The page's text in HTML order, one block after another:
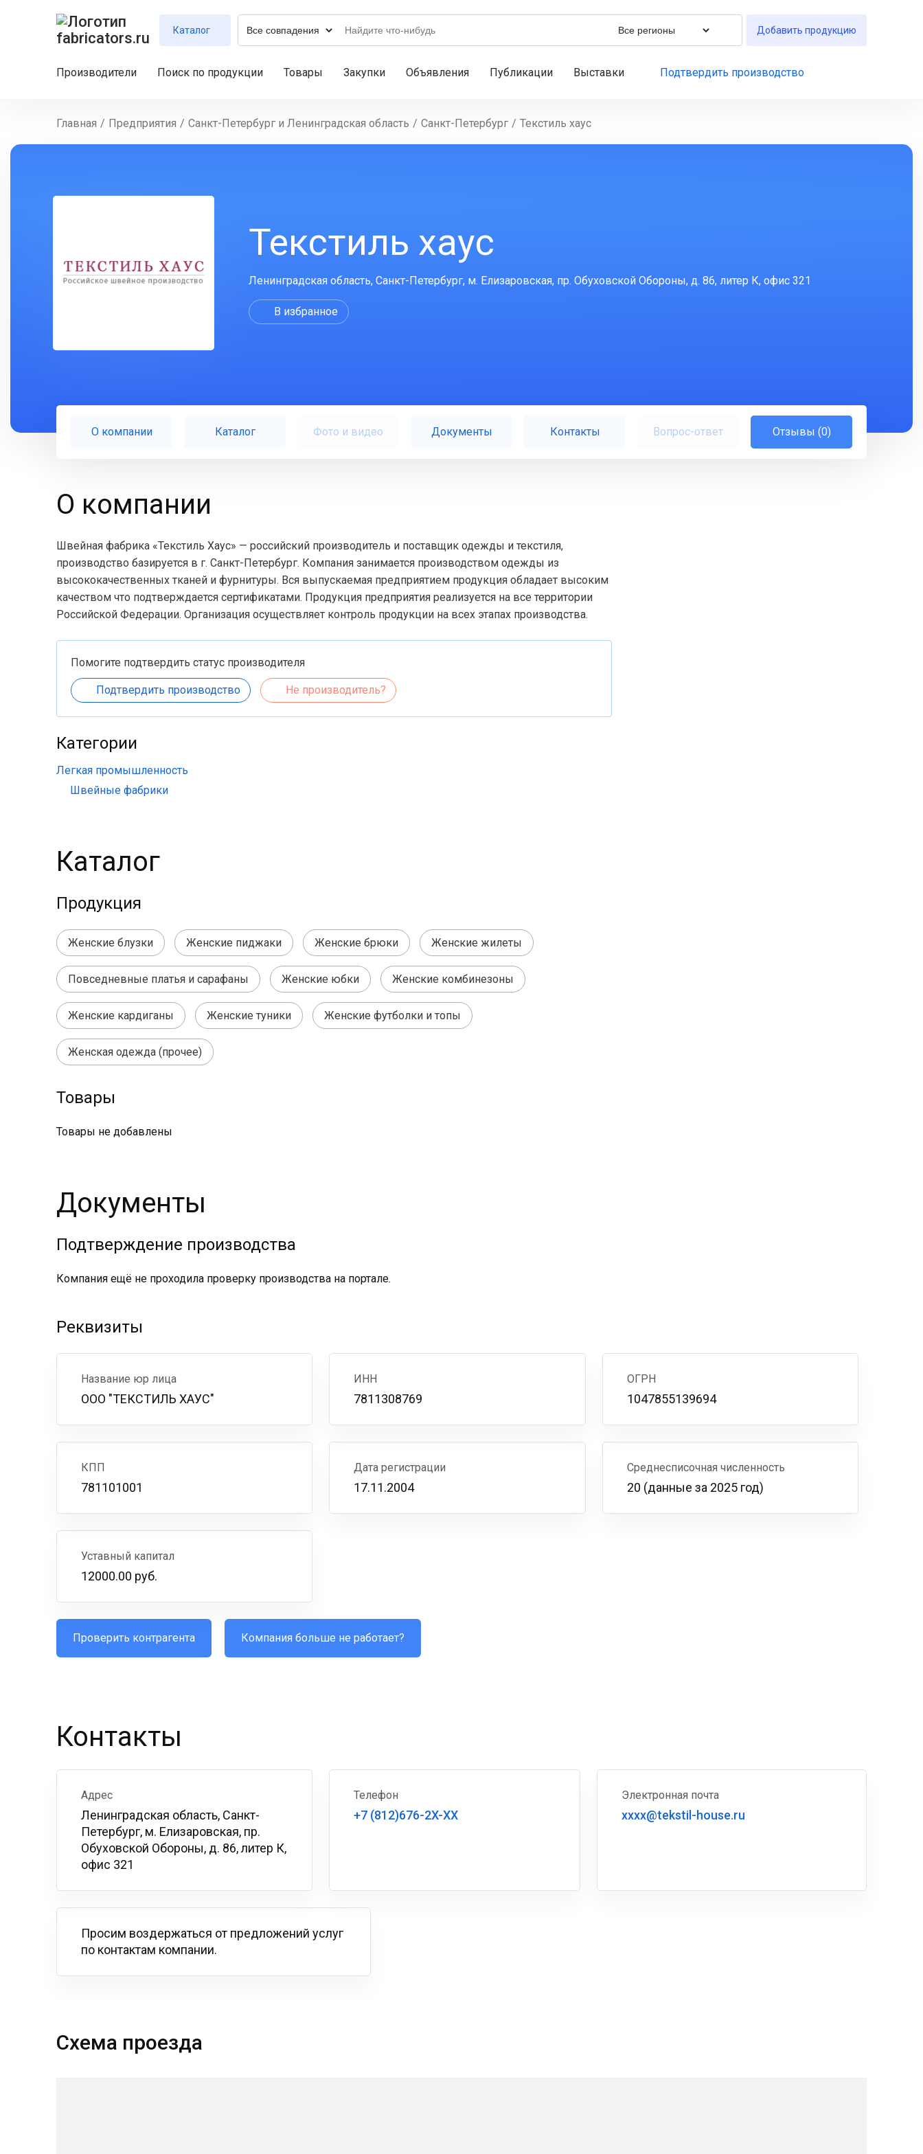
Каталог Добавить продукцию
Производители Поиск по продукции Товары Закупки Объявления Публикации Выставки Подтвердить производство
Главная / Предприятия / Санкт-Петербург и Ленинградская область / Санкт-Петербург / Текстиль хаус
Текстиль хаус
Ленинградская область, Санкт-Петербург, м. Елизаровская, пр. Обуховской Обороны, д. 86, литер К, офис 321
В избранное
О компании Каталог Фото и видео Документы Контакты Вопрос-ответ Отзывы (0)
О компании
Швейная фабрика «Текстиль Хаус» — российский производитель и поставщик одежды и текстиля,
производство базируется в г. Санкт-Петербург. Компания занимается производством одежды из
высококачественных тканей и фурнитуры. Вся выпускаемая предприятием продукция обладает высоким
качеством что подтверждается сертификатами. Продукция предприятия реализуется на все территории
Российской Федерации. Организация осуществляет контроль продукции на всех этапах производства.
Помогите подтвердить статус производителя
Подтвердить производство Не производитель?
Категории
Легкая промышленность
Швейные фабрики
Каталог
Продукция
Женские блузки Женские пиджаки Женские брюки Женские жилеты
Повседневные платья и сарафаны Женские юбки Женские комбинезоны
Женские кардиганы Женские туники Женские футболки и топы
Женская одежда (прочее)
Товары
Товары не добавлены
Документы
Подтверждение производства
Компания ещё не проходила проверку производства на портале.
Реквизиты
Название юр лица
ООО "ТЕКСТИЛЬ ХАУС"
ИНН
7811308769
ОГРН
1047855139694
КПП
781101001
Дата регистрации
17.11.2004
Среднесписочная численность
20 (данные за 2025 год)
Уставный капитал
12000.00 руб.
Проверить контрагента Компания больше не работает?
Контакты
Адрес
Ленинградская область, Санкт-
Петербург, м. Елизаровская, пр.
Обуховской Обороны, д. 86, литер К,
офис 321
Телефон
+7 (812)676-2X-XX
Электронная почта
xxxx@tekstil-house.ru
Просим воздержаться от предложений услуг
по контактам компании.
Схема проезда